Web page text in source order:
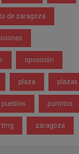
de zaragoza
oposición
plaza plazas
pueblos puntitos
tmg zaragoza